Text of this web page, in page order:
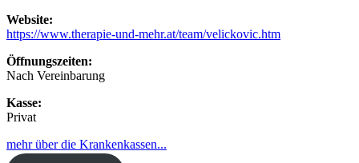
Website:
https://www.therapie-und-mehr.at/team/velickovic.htm
Öffnungszeiten:
Nach Vereinbarung
Kasse:
Privat
mehr über die Krankenkassen...